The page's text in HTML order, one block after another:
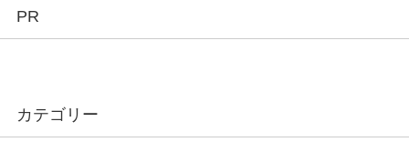
PR
カテゴリー